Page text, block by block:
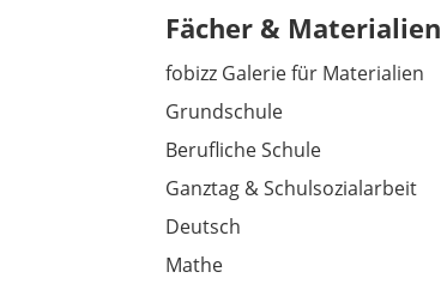
Fächer & Materialien
fobizz Galerie für Materialien
Grundschule
Berufliche Schule
Ganztag & Schulsozialarbeit
Deutsch
Mathe